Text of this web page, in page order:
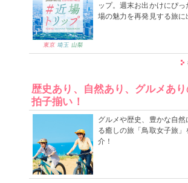
ップ。週末お出かけにぴっ
場の魅力を再発見する旅に
歴史あり、自然あり、グルメあ
拍子揃い！
グルメや歴史、豊かな自然
る癒しの旅「鳥取女子旅」
介！